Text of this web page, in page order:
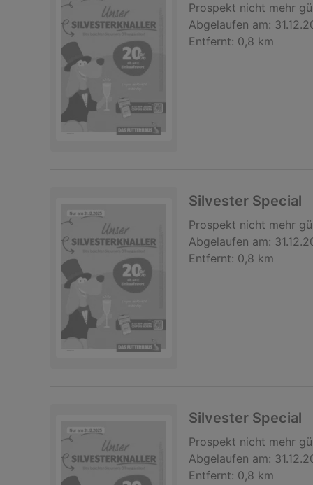
Prospekt nicht mehr
Abgelaufen am:
Entfernt: 0,8 km
Silvester Special
Prospekt nicht mehr
Abgelaufen am:
Entfernt: 0,8 km
Silvester Special
Prospekt nicht mehr
Abgelaufen am:
Entfernt: 0,8 km